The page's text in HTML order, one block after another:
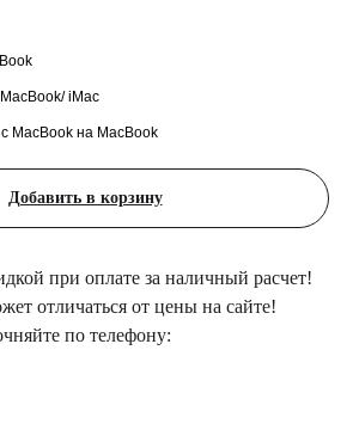
iMac
MacBook на MacBook
Добавить в корзину
при оплате за наличный расчет!
отличаться от цены на сайте!
по телефону: